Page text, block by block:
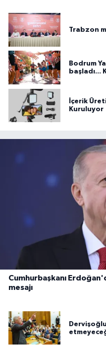
Trabzon
Bodrum
başladı...
İçerik
Kuruluyor
Cumhurbaşkanı
mesajı